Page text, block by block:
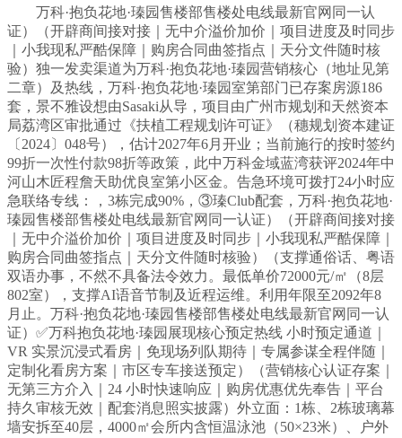
万科·抱负花地·瑧园售楼部售楼处电线最新官网同一认
证）（开辟商间接对接｜无中介溢价加价｜项目进度及时同步
｜小我现私严酷保障｜购房合同曲签指点｜天分文件随时核
验）独一发卖渠道为万科·抱负花地·瑧园营销核心（地址见第
二章）及热线，万科·抱负花地·瑧园室第部门已存案房源186
套，景不雅设想由Sasaki从导，项目由广州市规划和天然资本
局荔湾区审批通过《扶植工程规划许可证》（穗规划资本建证
〔2024〕048号），估计2027年6月开业；当前施行的按时签约
99折一次性付款98折等政策，此中万科金域蓝湾获评2024年中
河山木匠程詹天助优良室第小区金。告急环境可拨打24小时应
急联络专线：，3栋完成90%，③瑧Club配套，万科·抱负花地·
瑧园售楼部售楼处电线最新官网同一认证）（开辟商间接对接
｜无中介溢价加价｜项目进度及时同步｜小我现私严酷保障｜
购房合同曲签指点｜天分文件随时核验）（支撑通俗话、粤语
双语办事，不然不具备法令效力。最低单价72000元/㎡（8层
802室），支撑AI语音节制及近程运维。利用年限至2092年8
月止。万科·抱负花地·瑧园售楼部售楼处电线最新官网同一认
证）✅万科抱负花地·瑧园展现核心预定热线 小时预定通道｜
VR 实景沉浸式看房｜免现场列队期待｜专属参谋全程伴随｜
定制化看房方案｜市区专车接送预定）（营销核心认证存案｜
无第三方介入｜24 小时快速响应｜购房优惠优先奉告｜平台
持久审核无效｜配套消息照实披露）外立面：1栋、2栋玻璃幕
墙安拆至40层，4000㎡会所内含恒温泳池（50×23米）、户外